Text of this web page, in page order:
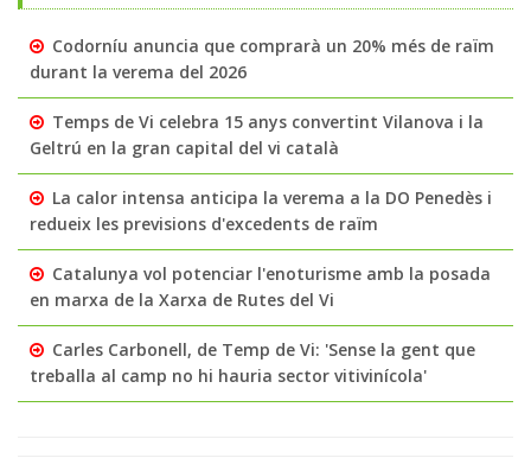
Codorníu anuncia que comprarà un 20% més de raïm
durant la verema del 2026
Temps de Vi celebra 15 anys convertint Vilanova i la
Geltrú en la gran capital del vi català
La calor intensa anticipa la verema a la DO Penedès i
redueix les previsions d'excedents de raïm
Catalunya vol potenciar l'enoturisme amb la posada
en marxa de la Xarxa de Rutes del Vi
Carles Carbonell, de Temp de Vi: 'Sense la gent que
treballa al camp no hi hauria sector vitivinícola'